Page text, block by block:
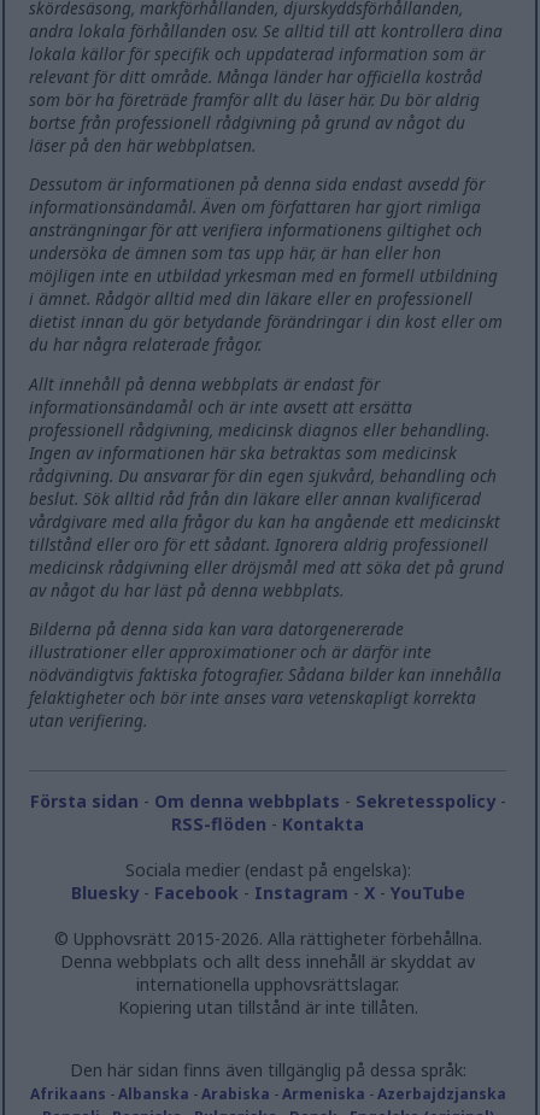
skördesäsong, markförhållanden, djurskyddsförhållanden,
andra lokala förhållanden osv. Se alltid till att kontrollera dina
lokala källor för specifik och uppdaterad information som är
relevant för ditt område. Många länder har officiella kostråd
som bör ha företräde framför allt du läser här. Du bör aldrig
bortse från professionell rådgivning på grund av något du
läser på den här webbplatsen.
Dessutom är informationen på denna sida endast avsedd för
informationsändamål. Även om författaren har gjort rimliga
ansträngningar för att verifiera informationens giltighet och
undersöka de ämnen som tas upp här, är han eller hon
möjligen inte en utbildad yrkesman med en formell utbildning
i ämnet. Rådgör alltid med din läkare eller en professionell
dietist innan du gör betydande förändringar i din kost eller om
du har några relaterade frågor.
Allt innehåll på denna webbplats är endast för
informationsändamål och är inte avsett att ersätta
professionell rådgivning, medicinsk diagnos eller behandling.
Ingen av informationen här ska betraktas som medicinsk
rådgivning. Du ansvarar för din egen sjukvård, behandling och
beslut. Sök alltid råd från din läkare eller annan kvalificerad
vårdgivare med alla frågor du kan ha angående ett medicinskt
tillstånd eller oro för ett sådant. Ignorera aldrig professionell
medicinsk rådgivning eller dröjsmål med att söka det på grund
av något du har läst på denna webbplats.
Bilderna på denna sida kan vara datorgenererade
illustrationer eller approximationer och är därför inte
nödvändigtvis faktiska fotografier. Sådana bilder kan innehålla
felaktigheter och bör inte anses vara vetenskapligt korrekta
utan verifiering.
Första sidan - Om denna webbplats - Sekretesspolicy-
RSS-flöden - Kontakta
Sociala medier (endast på engelska):
Bluesky- Facebook - Instagram - X- YouTube
© Upphovsrätt 2015-2026. Alla rättigheter förbehållna.
Denna webbplats och allt dess innehåll är skyddat av
internationella upphovsrättslagar.
Kopiering utan tillstånd är inte tillåten.
Den här sidan finns även tillgänglig på dessa språk:
Afrikaans -Albanska -Arabiska -Armeniska -Azerbajdzjanska